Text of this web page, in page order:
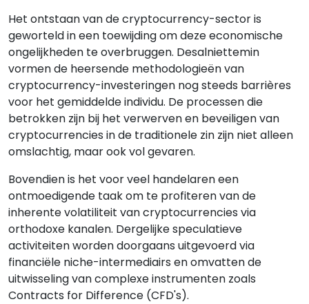
Het ontstaan van de cryptocurrency-sector is
geworteld in een toewijding om deze economische
ongelijkheden te overbruggen. Desalniettemin
vormen de heersende methodologieën van
cryptocurrency-investeringen nog steeds barrières
voor het gemiddelde individu. De processen die
betrokken zijn bij het verwerven en beveiligen van
cryptocurrencies in de traditionele zin zijn niet alleen
omslachtig, maar ook vol gevaren.
Bovendien is het voor veel handelaren een
ontmoedigende taak om te profiteren van de
inherente volatiliteit van cryptocurrencies via
orthodoxe kanalen. Dergelijke speculatieve
activiteiten worden doorgaans uitgevoerd via
financiële niche-intermediairs en omvatten de
uitwisseling van complexe instrumenten zoals
Contracts for Difference (CFD's).